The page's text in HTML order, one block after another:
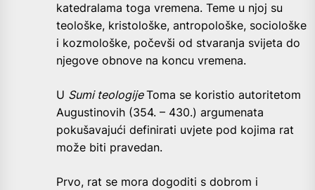
katedralama toga vremena. Teme u njoj su
teološke, kristološke, antropološke, sociološke
i kozmološke, počevši od stvaranja svijeta do
njegove obnove na koncu vremena.
U Sumi teologijeToma se koristio autoritetom
Augustinovih (354. – 430.) argumenata
pokušavajući definirati uvjete pod kojima rat
može biti pravedan.
Prvo, rat se mora dogoditi s dobrom i